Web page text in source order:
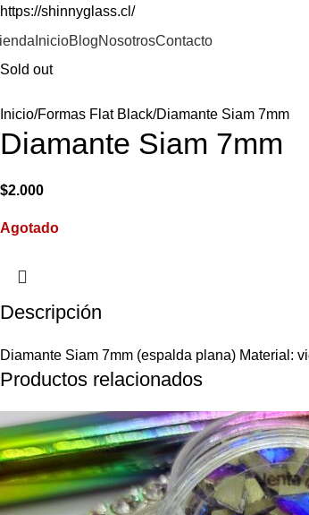
https://shinnyglass.cl/
InicioBlogNosotrosContacto
Sold out
Inicio Formas Flat Black Diamante Siam 7mm
Diamante Siam 7mm
$2.000
Agotado
Descripción
Diamante Siam 7mm (espalda plana) Material:
Productos relacionados